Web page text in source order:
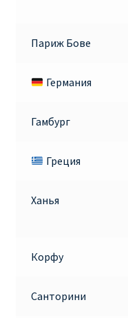
Париж Бове
Германия
Гамбург
Греция
Ханья
Корфу
Санторини